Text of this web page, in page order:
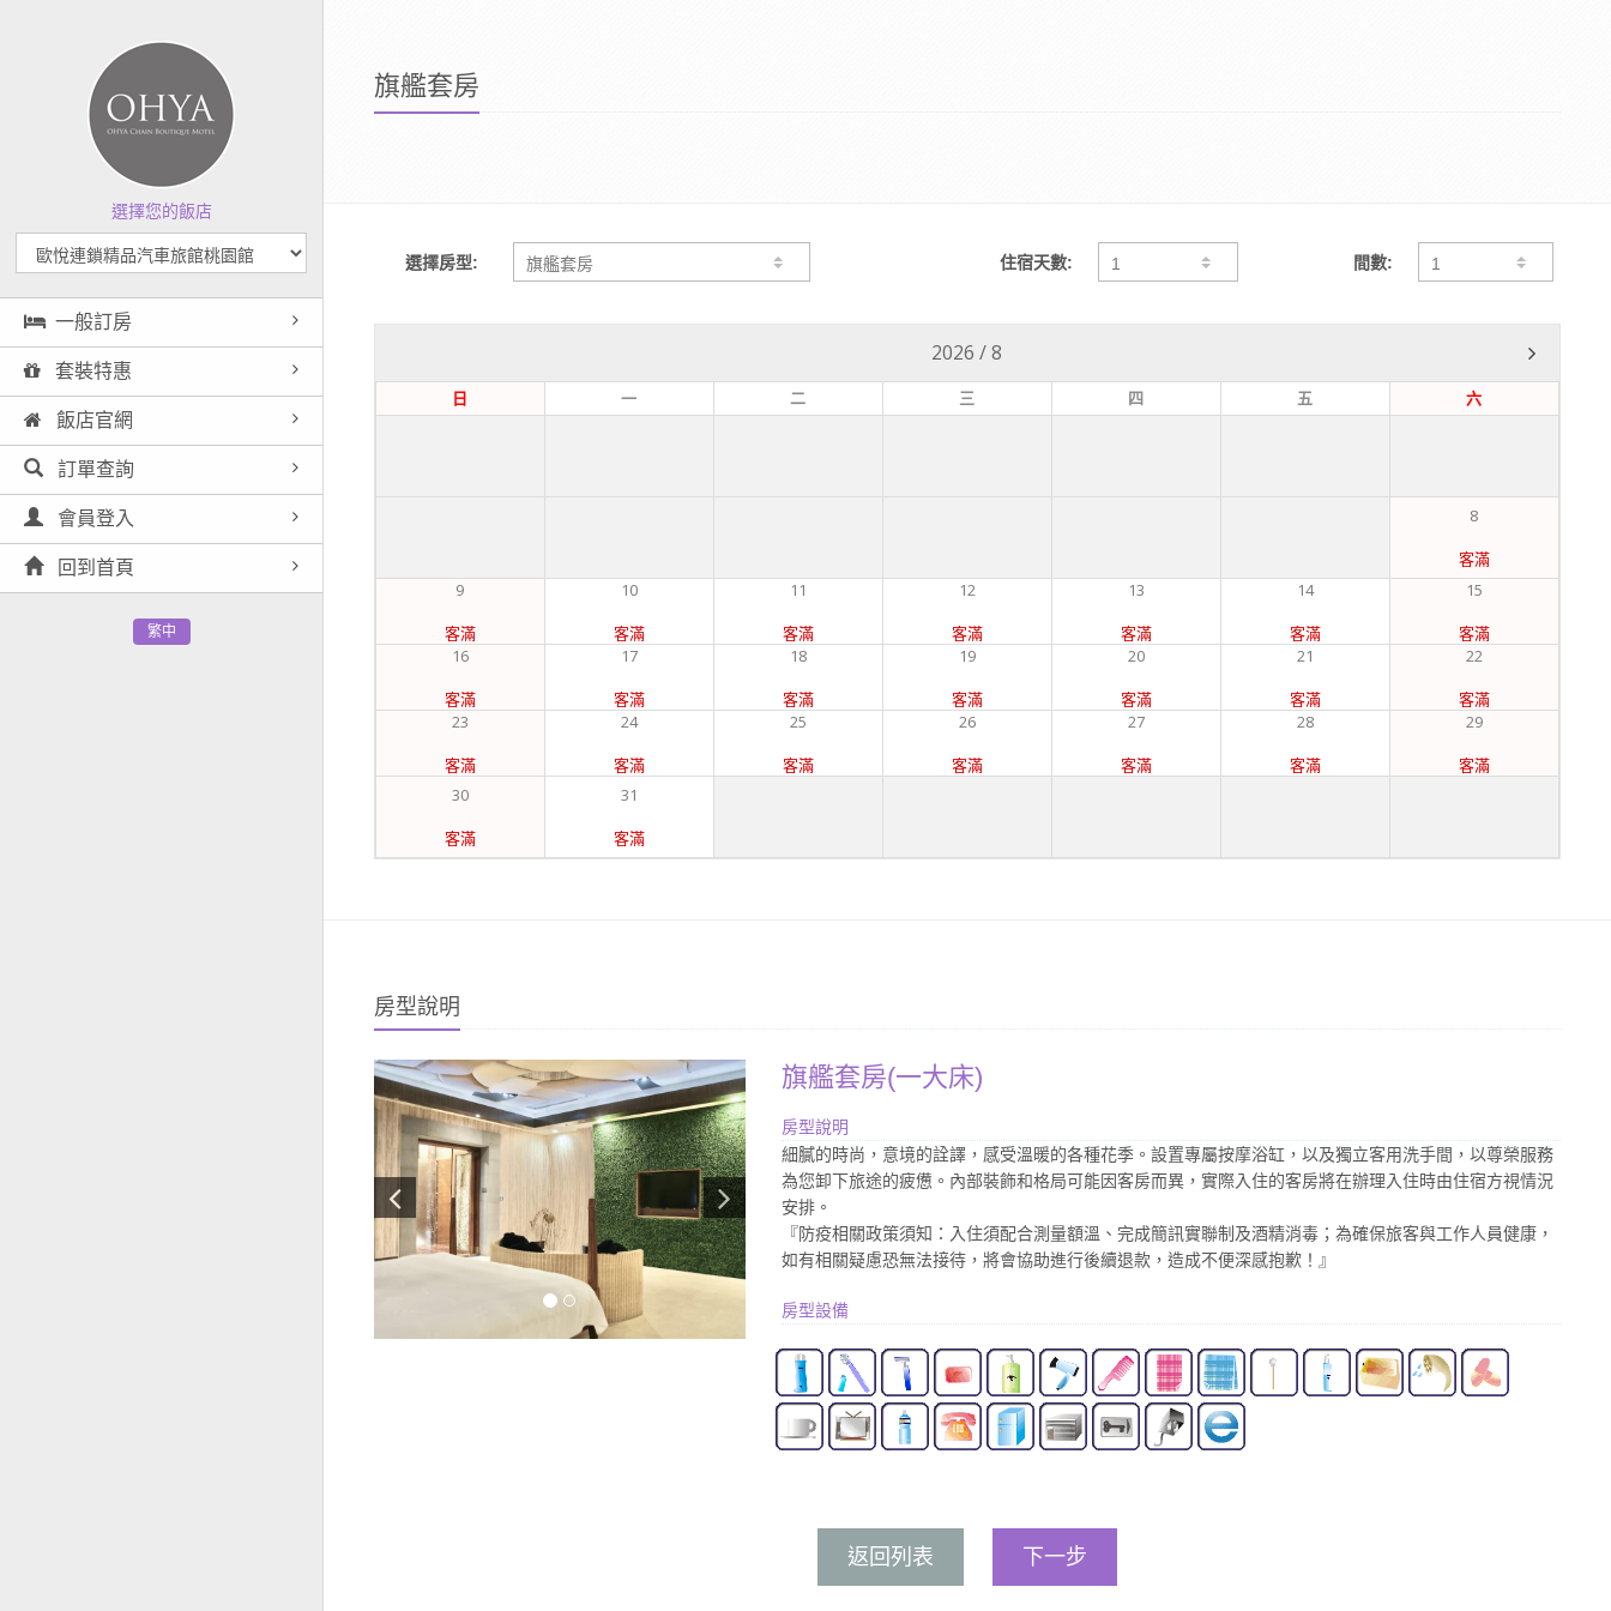
選擇您的飯店
一般訂房
套裝特惠
飯店官網
訂單查詢
會員登入
回到首頁
繁中
旗艦套房
選擇房型: 住宿天數: 間數:
2026 /8
日 一 二 三 四 五 六
8
客滿
9
客滿
10
客滿
11
客滿
12
客滿
13
客滿
14
客滿
15
客滿
16
客滿
17
客滿
18
客滿
19
客滿
20
客滿
21
客滿
22
客滿
23
客滿
24
客滿
25
客滿
26
客滿
27
客滿
28
客滿
29
客滿
30
客滿
31
客滿
房型說明
旗艦套房(一大床)
房型說明
細膩的時尚，意境的詮譯，感受溫暖的各種花季。設置專屬按摩浴缸，以及獨立客用洗手間，以尊榮服務
為您卸下旅途的疲憊。內部裝飾和格局可能因客房而異，實際入住的客房將在辦理入住時由住宿方視情況
安排。
『防疫相關政策須知：入住須配合測量額溫、完成簡訊實聯制及酒精消毒；為確保旅客與工作人員健康，
如有相關疑慮恐無法接待，將會協助進行後續退款，造成不便深感抱歉！』
房型設備
返回列表 下一步